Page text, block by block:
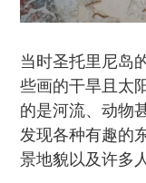
当时圣托里尼岛
些画的干旱且太
的是河流、动物
发现各种有趣的
景地貌以及许多